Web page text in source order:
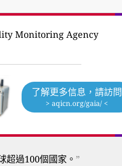
Monitoring Agency
了解更多信息，請訪問
> aqicn.org/gaia/ <
超過100個國家。 ”